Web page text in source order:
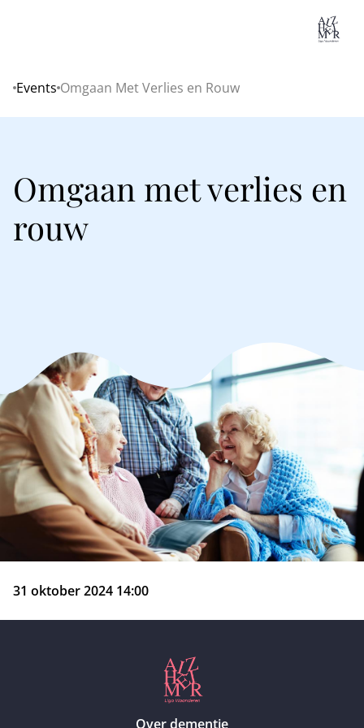
Home
Events Omgaan Met Verlies en Rouw
Omgaan met verlies en
rouw
31 oktober 2024 14:00
Over dementie